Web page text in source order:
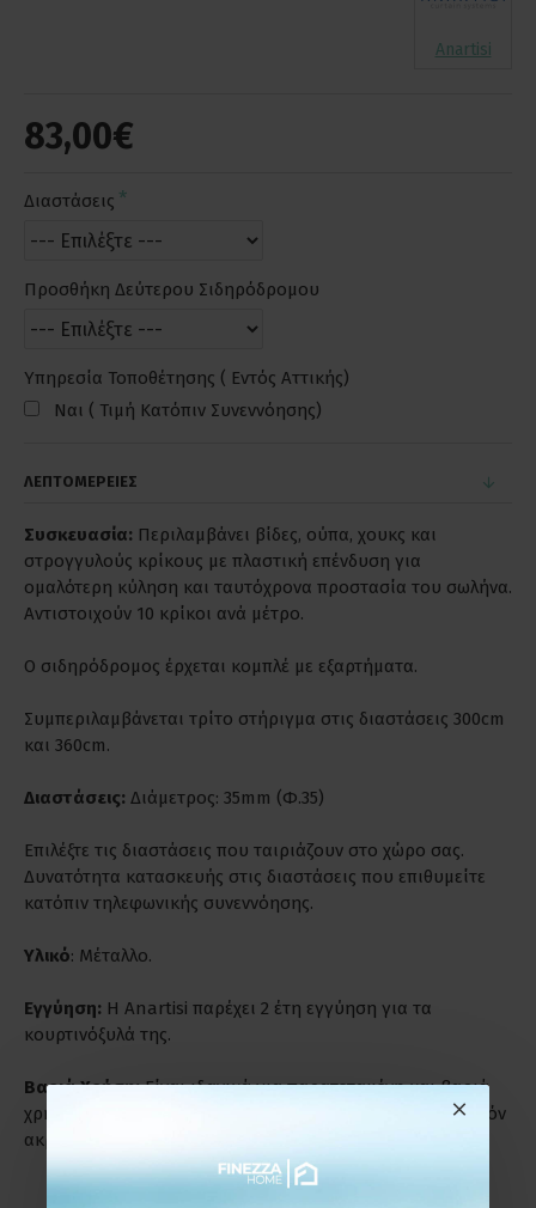
83,00€
Anartisi
Διαστάσεις
Προσθήκη Δεύτερου Σιδηρόδρομου
Υπηρεσία Τοποθέτησης ( Εντός Αττικής)
Ναι ( Τιμή Κατόπιν Συνεννόησης)
ΛΕΠΤΟΜΕΡΕΙΕΣ
Συσκευασία: Περιλαμβάνει βίδες, ούπα, χουκς και
στρογγυλούς κρίκους με πλαστική επένδυση για
ομαλότερη κύληση και ταυτόχρονα προστασία του σωλήνα.
Αντιστοιχούν 10 κρίκοι ανά μέτρο.
Ο σιδηρόδρομος έρχεται κομπλέ με εξαρτήματα.
Συμπεριλαμβάνεται τρίτο στήριγμα στις διαστάσεις 300cm
και 360cm.
Διαστάσεις: Διάμετρος: 35mm (Φ.35)
Επιλέξτε τις διαστάσεις που ταιριάζουν στο χώρο σας.
Δυνατότητα κατασκευής στις διαστάσεις που επιθυμείτε
κατόπιν τηλεφωνικής συνεννόησης.
Υλικό: Μέταλλο.
Εγγύηση: Η Anartisi παρέχει 2 έτη εγγύηση για τα
κουρτινόξυλά της.
Βαριά Χρήση:Είναι ιδανικά για παρατεταμένη και βαριά
χρήση. Ενδύκνυνται για επαγγελματικούς χώρους γι' αυτόν
ακριβώς το λόγο.